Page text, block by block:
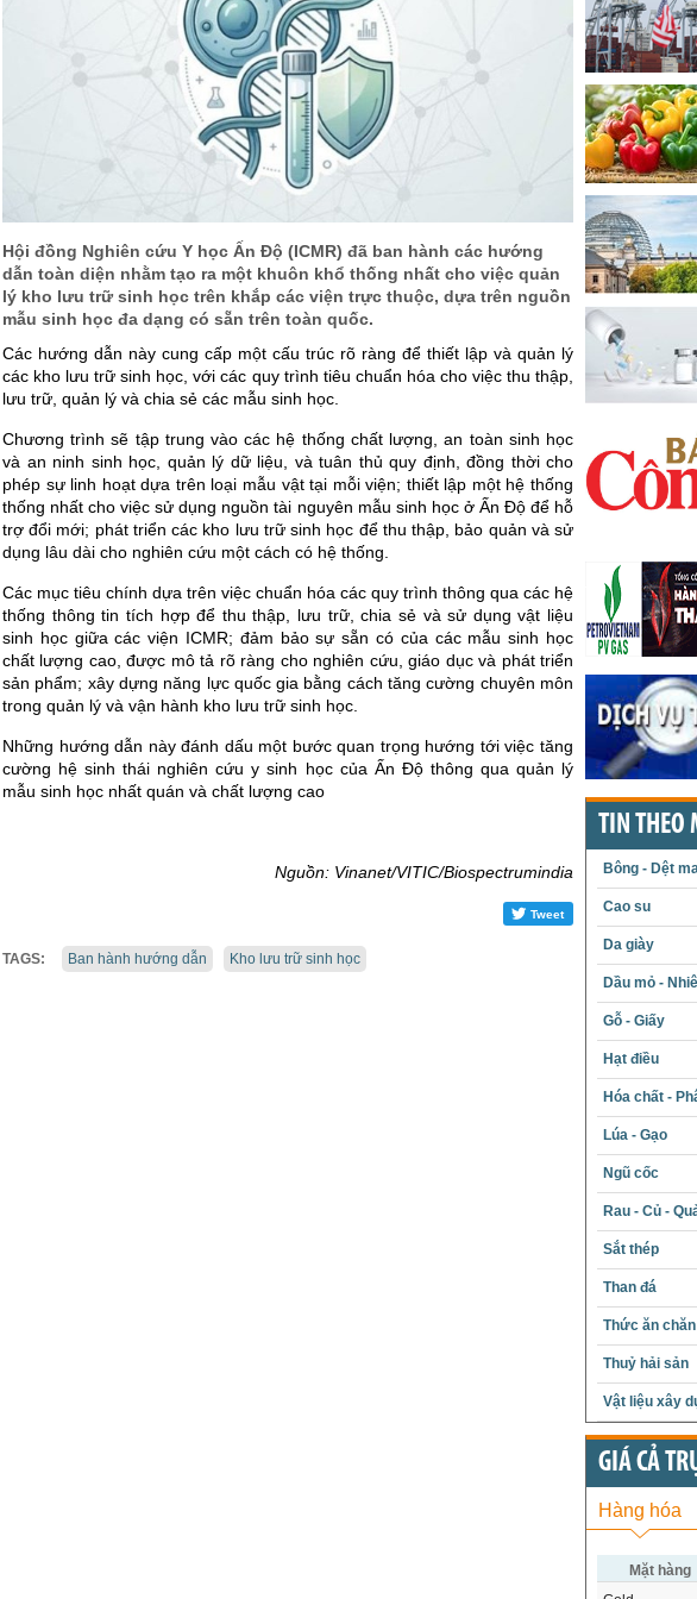
Hội đồng Nghiên cứu Y học Ấn Độ (ICMR) đã ban hành các hướng
dẫn toàn diện nhằm tạo ra một khuôn khổ thống nhất cho việc quản
lý kho lưu trữ sinh học trên khắp các viện trực thuộc, dựa trên nguồn
mẫu sinh học đa dạng có sẵn trên toàn quốc.
Các hướng dẫn này cung cấp một cấu trúc rõ ràng để thiết lập và quản lý
các kho lưu trữ sinh học, với các quy trình tiêu chuẩn hóa cho việc thu thập,
lưu trữ, quản lý và chia sẻ các mẫu sinh học.
Chương trình sẽ tập trung vào các hệ thống chất lượng, an toàn sinh học
và an ninh sinh học, quản lý dữ liệu, và tuân thủ quy định, đồng thời cho
phép sự linh hoạt dựa trên loại mẫu vật tại mỗi viện; thiết lập một hệ thống
thống nhất cho việc sử dụng nguồn tài nguyên mẫu sinh học ở Ấn Độ để hỗ
trợ đổi mới; phát triển các kho lưu trữ sinh học để thu thập, bảo quản và sử
dụng lâu dài cho nghiên cứu một cách có hệ thống.
Các mục tiêu chính dựa trên việc chuẩn hóa các quy trình thông qua các hệ
thống thông tin tích hợp để thu thập, lưu trữ, chia sẻ và sử dụng vật liệu
sinh học giữa các viện ICMR; đảm bảo sự sẵn có của các mẫu sinh học
chất lượng cao, được mô tả rõ ràng cho nghiên cứu, giáo dục và phát triển
sản phẩm; xây dựng năng lực quốc gia bằng cách tăng cường chuyên môn
trong quản lý và vận hành kho lưu trữ sinh học.
Những hướng dẫn này đánh dấu một bước quan trọng hướng tới việc tăng
cường hệ sinh thái nghiên cứu y sinh học của Ấn Độ thông qua quản lý
mẫu sinh học nhất quán và chất lượng cao
Nguồn: Vinanet/VITIC/Biospectrumindia
Tweet
TAGS: Ban hành hướng dẫn Kho lưu trữ sinh học
TIN THEO
Bông - Dệt
Cao su
Da giày
Dầu mỏ -
Gỗ - Giấy
Hạt điều
Hóa chất -
Lúa - Gạo
Ngũ cốc
Rau - Củ -
Sắt thép
Than đá
Thức ăn
Thuỷ hải sản
Vật liệu xây
GIÁ CẢ
Hàng hóa
Mặt hàng